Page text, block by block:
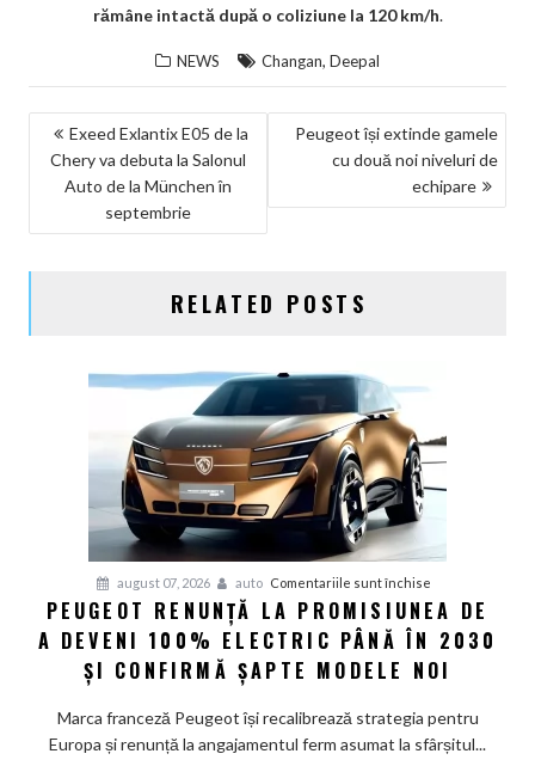
rămâne intactă după o coliziune la 120 km/h.
NEWS Changan, Deepal
NAVIGARE
ÎN
ARTICOLE
Exeed Exlantix E05 de la
Chery va debuta la Salonul
Auto de la München în
septembrie
Peugeot își extinde gamele
cu două noi niveluri de
echipare
RELATED POSTS
august 07, 2026 auto Comentariile sunt închise
Peugeot
renunță
la
de
a
PEUGEOT RENUNȚĂ LA PROMISIUNEA DE
A DEVENI 100% ELECTRIC PÂNĂ ÎN 2030
ȘI CONFIRMĂ ȘAPTE MODELE NOI
Marca franceză Peugeot își recalibrează strategia pentru
Europa și renunță la angajamentul ferm asumat la sfârșitul...